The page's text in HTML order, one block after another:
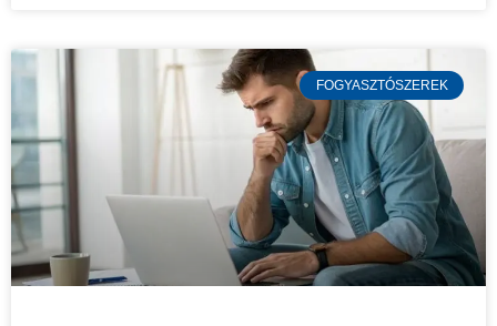
FOGYASZTÓSZEREK